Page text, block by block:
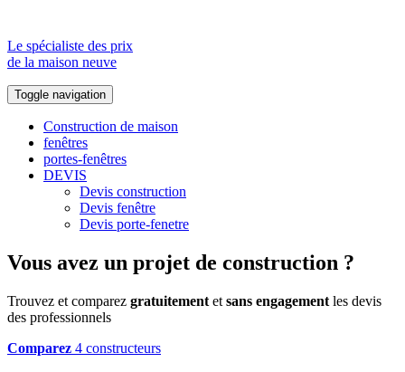
Le spécialiste des prix
de la maison neuve
Toggle navigation
Construction de maison
fenêtres
portes-fenêtres
DEVIS
Devis construction
Devis fenêtre
Devis porte-fenetre
Vous avez un projet de construction ?
Trouvez et comparez gratuitement et sans engagement les devis
des professionnels
Comparez 4 constructeurs